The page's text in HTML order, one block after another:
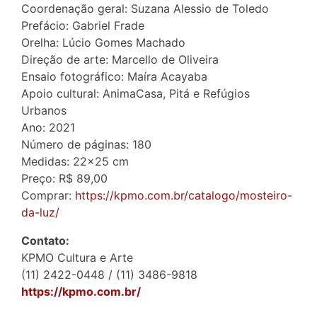
Coordenação geral: Suzana Alessio de Toledo
Prefácio: Gabriel Frade
Orelha: Lúcio Gomes Machado
Direção de arte: Marcello de Oliveira
Ensaio fotográfico: Maíra Acayaba
Apoio cultural: AnimaCasa, Pitá e Refúgios
Urbanos
Ano: 2021
Número de páginas: 180
Medidas: 22×25 cm
Preço: R$ 89,00
Comprar: https://kpmo.com.br/catalogo/mosteiro-
da-luz/
Contato:
KPMO Cultura e Arte
(11) 2422-0448 / (11) 3486-9818
https://kpmo.com.br/